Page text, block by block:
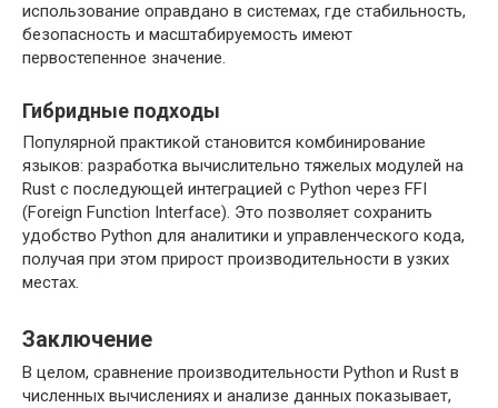
использование оправдано в системах, где стабильность,
безопасность и масштабируемость имеют
первостепенное значение.
Гибридные подходы
Популярной практикой становится комбинирование
языков: разработка вычислительно тяжелых модулей на
Rust с последующей интеграцией с Python через FFI
(Foreign Function Interface). Это позволяет сохранить
удобство Python для аналитики и управленческого кода,
получая при этом прирост производительности в узких
местах.
Заключение
В целом, сравнение производительности Python и Rust в
численных вычислениях и анализе данных показывает,